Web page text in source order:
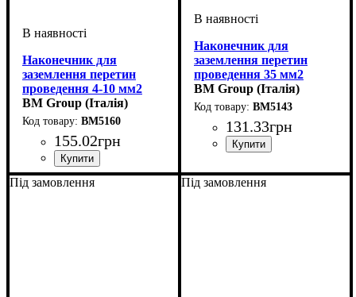
Наконечник для
заземлення перетин
проведення 4-10 мм2
BM Group (Італія)
BM5160
155.02грн
Обладнання: кабельний
наконечник
Перетин проведення, мм2:
4-10
Наконечник для
заземлення перетин
проведення 35 мм2
BM Group (Італія)
BM5143
131.33грн
наконечник
35
Під замовлення Під замовлення